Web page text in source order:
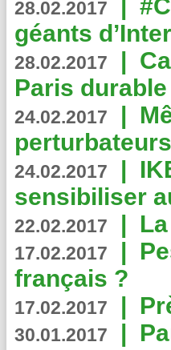
28.02.2017 |
géants
28.02.2017 |
Paris durable
24.02.2017 |
24.02.2017 |
sensibiliser
22.02.2017 |
17.02.2017 |
français ?
17.02.2017 |
30.01.2017 |